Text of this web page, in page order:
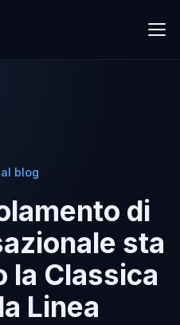
blog
di
sta
la Classica
Linea